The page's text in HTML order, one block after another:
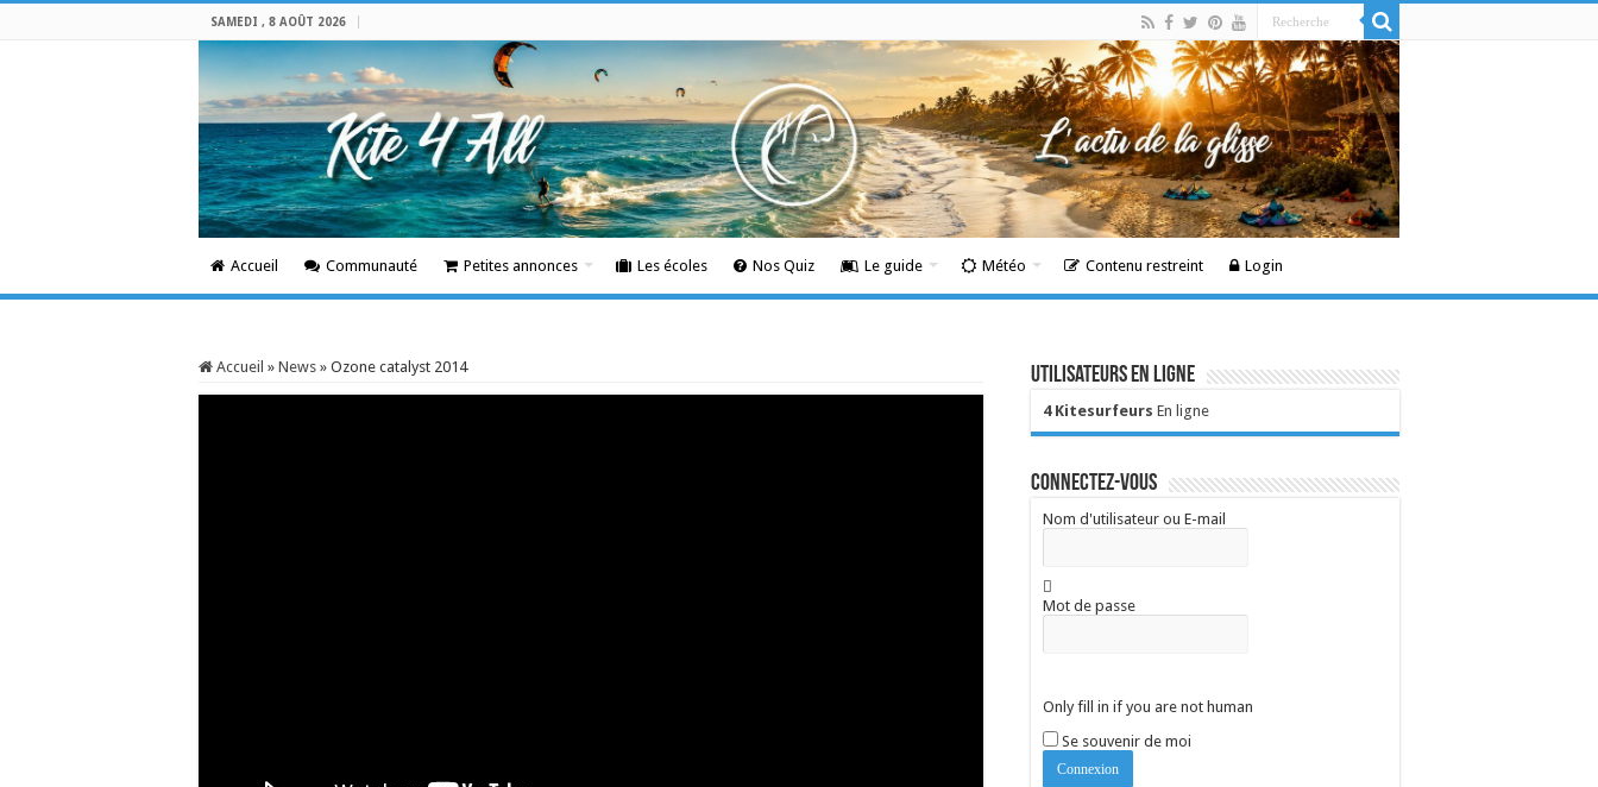
SAMEDI , 8 AOÛT 2026
Accueil Communauté Petites annonces Les écoles Nos Quiz Le guide Météo Contenu restreint Login
Accueil » News » Ozone catalyst 2014 Utilisateurs en ligne
4 Kitesurfeurs En ligne
Connectez-vous
Nom d'utilisateur ou E-mail
Mot de passe
Only fill in if you are not human
Se souvenir de moi